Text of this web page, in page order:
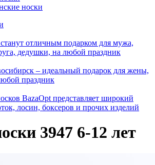
носки
отличным подарком для мужа,
дедушки, на любой праздник
– идеальный подарок для жены,
праздник
BazaOpt представляет широкий
лосин, боксеров и прочих изделий
3947 6-12 лет